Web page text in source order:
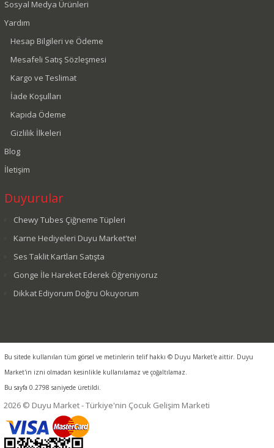
Sosyal Medya Ürünleri
Yardım
Hesap Bilgileri ve Ödeme
Mesafeli Satış Sözleşmesi
Kargo ve Teslimat
İade Koşulları
Kapıda Ödeme
Gizlilik İlkeleri
Blog
İletişim
Duyurular
Chewy Tubes Çiğneme Tüpleri
Karne Hediyeleri Duyu Market'te!
Ses Taklit Kartları Satışta
Gonge İle Hareket Ederek Öğreniyoruz
Dikkat Ediyorum Doğru Okuyorum
Bu sitede kullanılan tüm görsel ve metinlerin telif hakkı © Duyu Market'e aittir. Duyu
Market'in izni olmadan kesinlikle kullanılamaz ve çoğaltılamaz.
Bu sayfa 0.2798 saniyede üretildi.
2026 © Duyu Market - Türkiye'nin Çocuk Gelişim Marketi